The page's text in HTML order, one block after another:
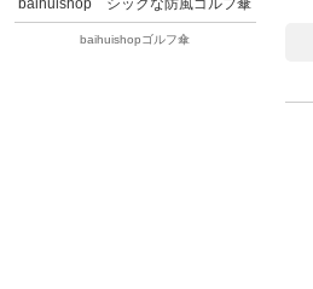
baihuishop シックな防風ゴルフ傘
baihuishopゴルフ傘